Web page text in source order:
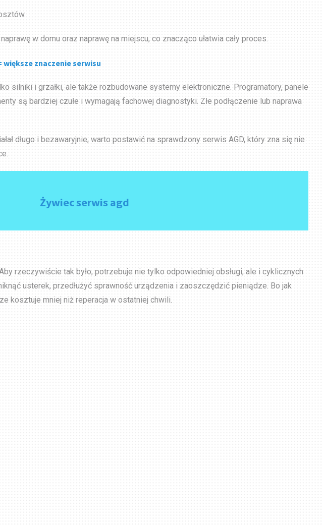
w domu oraz naprawę na miejscu, co znacząco ułatwia cały proces.
znaczenie serwisu
silniki i grzałki, ale także rozbudowane systemy elektroniczne. Programatory, panele
są bardziej czułe i wymagają fachowej diagnostyki. Złe podłączenie lub naprawa
długo i bezawaryjnie, warto postawić na sprawdzony serwis AGD, który zna się nie
Żywiec serwis agd
rzeczywiście tak było, potrzebuje nie tylko odpowiedniej obsługi, ale i cyklicznych
usterek, przedłużyć sprawność urządzenia i zaoszczędzić pieniądze. Bo jak
kosztuje mniej niż reperacja w ostatniej chwili.